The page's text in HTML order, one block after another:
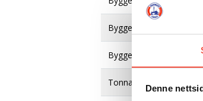
Denne
Byggeår
Byggematerial
Tonnasje